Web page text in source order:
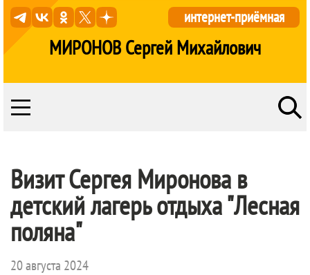
МИРОНОВ Сергей Михайлович
интернет-приёмная
Визит Сергея Миронова в
детский лагерь отдыха "Лесная
поляна"
20 августа 2024